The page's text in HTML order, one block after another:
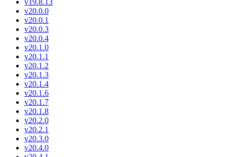
v20.0.0
v20.0.1
v20.0.3
v20.0.4
v20.1.0
v20.1.1
v20.1.2
v20.1.3
v20.1.4
v20.1.6
v20.1.7
v20.1.8
v20.2.0
v20.2.1
v20.3.0
v20.4.0